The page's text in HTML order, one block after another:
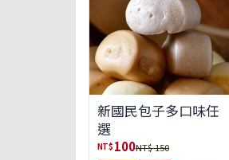
新國民包子多口味任
選
NT$ 100NT$ 150